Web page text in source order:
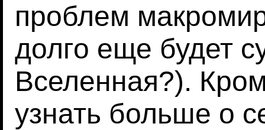
проблем
долго еще будет
Вселенная?).
узнать больше о